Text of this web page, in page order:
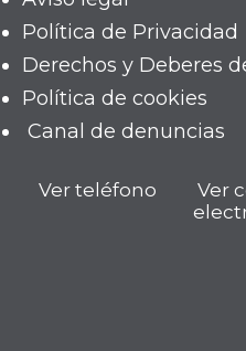
Política de Privacidad
Derechos y Deberes
Política de cookies
Canal de denuncias
Ver teléfono
Ver